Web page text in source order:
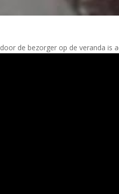
de bezorger op de veranda is